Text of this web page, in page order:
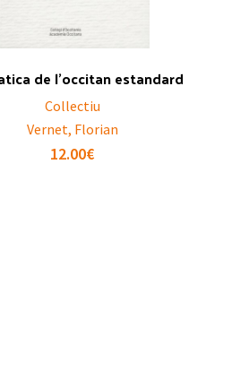
de l’occitan estandard
Collectiu
Vernet, Florian
12.00€